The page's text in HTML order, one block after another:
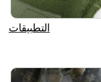
التطبيقات